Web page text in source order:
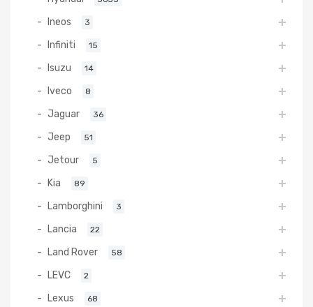
Ineos 3
Infiniti 15
Isuzu 14
Iveco 8
Jaguar 36
Jeep 51
Jetour 5
Kia 89
Lamborghini 3
Lancia 22
Land Rover 58
LEVC 2
Lexus 68